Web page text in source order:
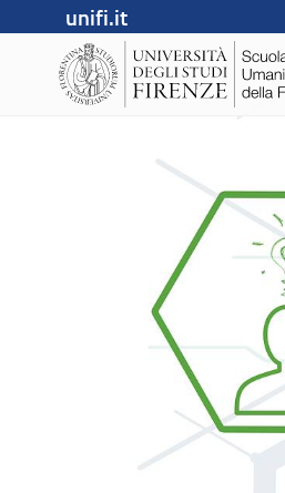
unifi.it